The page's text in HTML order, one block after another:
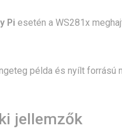
Pi esetén a WS281x
példa és nyílt forrású
jellemzők